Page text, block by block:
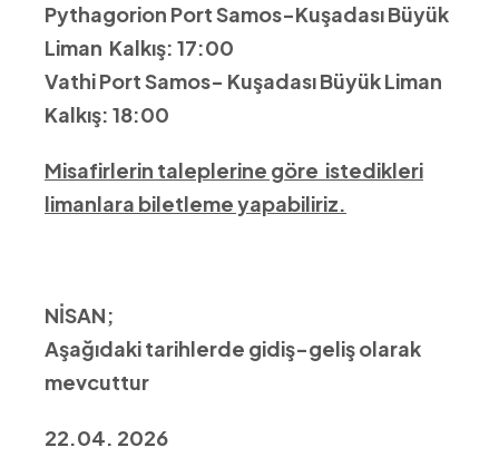
Pythagorion Port Samos-Kuşadası Büyük
Liman Kalkış: 17:00
Vathi Port Samos- Kuşadası Büyük Liman
Kalkış: 18:00
Misafirlerin taleplerine göre istedikleri
limanlara biletleme yapabiliriz.
NİSAN;
Aşağıdaki tarihlerde gidiş-geliş olarak
mevcuttur
22.04. 2026